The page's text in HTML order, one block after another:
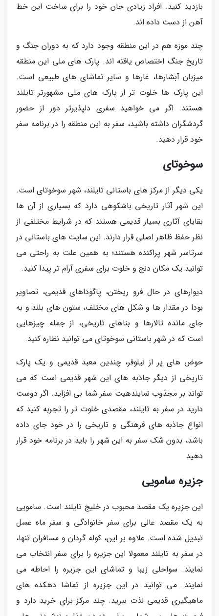
بازدید کنید. افراد زیادی جان خود را برای ساخت این خط
آهن از دست داده اند.
چند موزه هم در این منطقه وجود دارد که به دوران جنگ و
تاریخ جنگ اختصاص یافته اند. پارک های ملی این منطقه
میزبان آبشارها، غارها و سایر تماشای های طبیعی است.
این پارک ها خلوت تر از پارک های ملی مشهورتر تایلند
هستند. اگر می خواهید سفری دلپذیرتر دور از حضور
گردشگران داشته باشید، سفر به این منطقه را در برنامه سفر
خود قرار دهید.
سوخوتای
یکی دیگر از مرکز های باستانی تایلند، شهر سوخوتای است.
این شهر آثار تاریخی باشکوهی دارد که بسیاری از آن ها
بقایای آثاری بسیار قدیمی هستند که در شرایط مختلفی از
نظر حفظ ظاهر اصلی قرار دارند. این سایت های باستانی در
سرتاسر شهر پراکنده هستند؛ به همین علت به راحتی می
توانید یک مکان دنج و خلوت برای سفری آرام تر پیدا کنید.
دیوارهای در حال فرو ریختن، پاگوداهای قدیمی، تصاویر
بودا در مقدار ها و شکل های مختلف، ستون های بلند و به
جای مانده تالارها و بناهای تاریخی، از جمله چیزهایی
است که در شهر باستانی سوخوتای می توانید نظاره کنید.
حوض های پر از نیلوفر، چندین معبد قدیمی و یک پارک
تاریخی از دیگر جاذبه های این شهر قدیمی است که می
تواند بر مجذوب نمایندهیت سفر شما بی افزاید. اگر دوست
دارید در سفر به تایلند، مقصدی خلوت تر را تجربه کنید که
انواع جاذبه های فرهنگی و تاریخی را در خود جای داده
باشد، بدون شک سفر به این شهر را باید در برنامه خود قرار
دهید.
جزیره سامویی
این جزیره یک مقصد محبوب در خلیج تایلند است. سامویی
به یک مقصد عالی برای سفر خانوادگی و سفر ماه عسل
تبدیل شده است. علاوه بر این، کوله گردان و مسافران تنها،
در سفر به تایلند معمولا این جزیره را برای سفر انتخاب می
نمایند. سواحلی زیبا و تماشای این جزیره را احاطه می
نمایند. می توانید در این جزیره از تماشا دهکده های
ماهیگیری قدیمی لذت ببرید. چند مرکز برای خرید دارد و